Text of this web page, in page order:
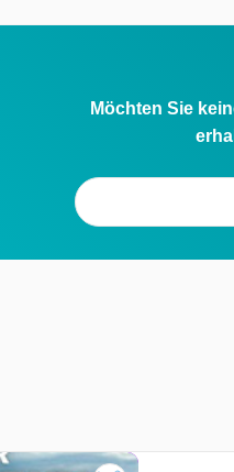
Möchten Sie